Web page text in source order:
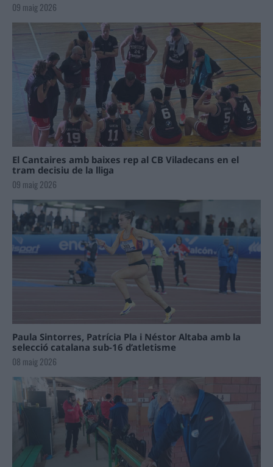
09 maig 2026
El Cantaires amb baixes rep al CB Viladecans en el
tram decisiu de la lliga
09 maig 2026
Paula Sintorres, Patrícia Pla i Néstor Altaba amb la
selecció catalana sub-16 d’atletisme
08 maig 2026